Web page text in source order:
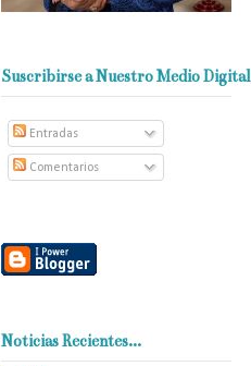
Suscribirse a Nuestro Medio Digital
Entradas
Comentarios
Noticias Recientes...